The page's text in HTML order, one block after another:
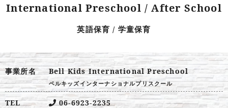
International Preschool / After School
英語保育 / 学童保育
事業所名 Bell Kids International Preschool
ベルキッズインターナショナルプリスクール
TEL 06-6923-2235